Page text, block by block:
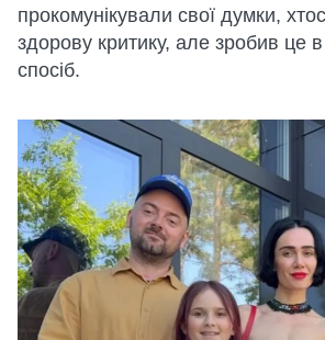
прокомунікували свої думки,
здорову критику, але зробив це в
спосіб.